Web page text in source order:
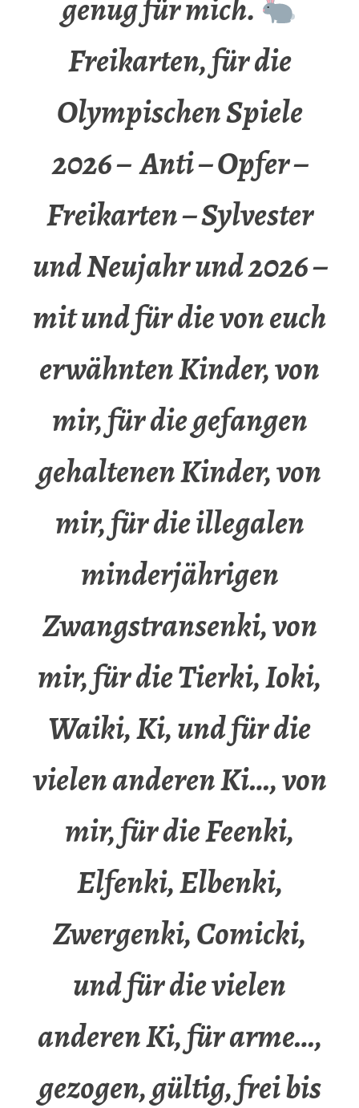
genug für mich.
Freikarten, für die
Olympischen Spiele
2026 – Anti – Opfer –
Freikarten – Sylvester
und Neujahr und 2026 –
mit und für die von euch
erwähnten Kinder, von
mir, für die gefangen
gehaltenen Kinder, von
mir, für die illegalen
minderjährigen
Zwangstransenki, von
mir, für die Tierki, Ioki,
Waiki, Ki, und für die
vielen anderen Ki…, von
mir, für die Feenki,
Elfenki, Elbenki,
Zwergenki, Comicki,
und für die vielen
anderen Ki, für arme…,
gezogen, gültig, frei bis